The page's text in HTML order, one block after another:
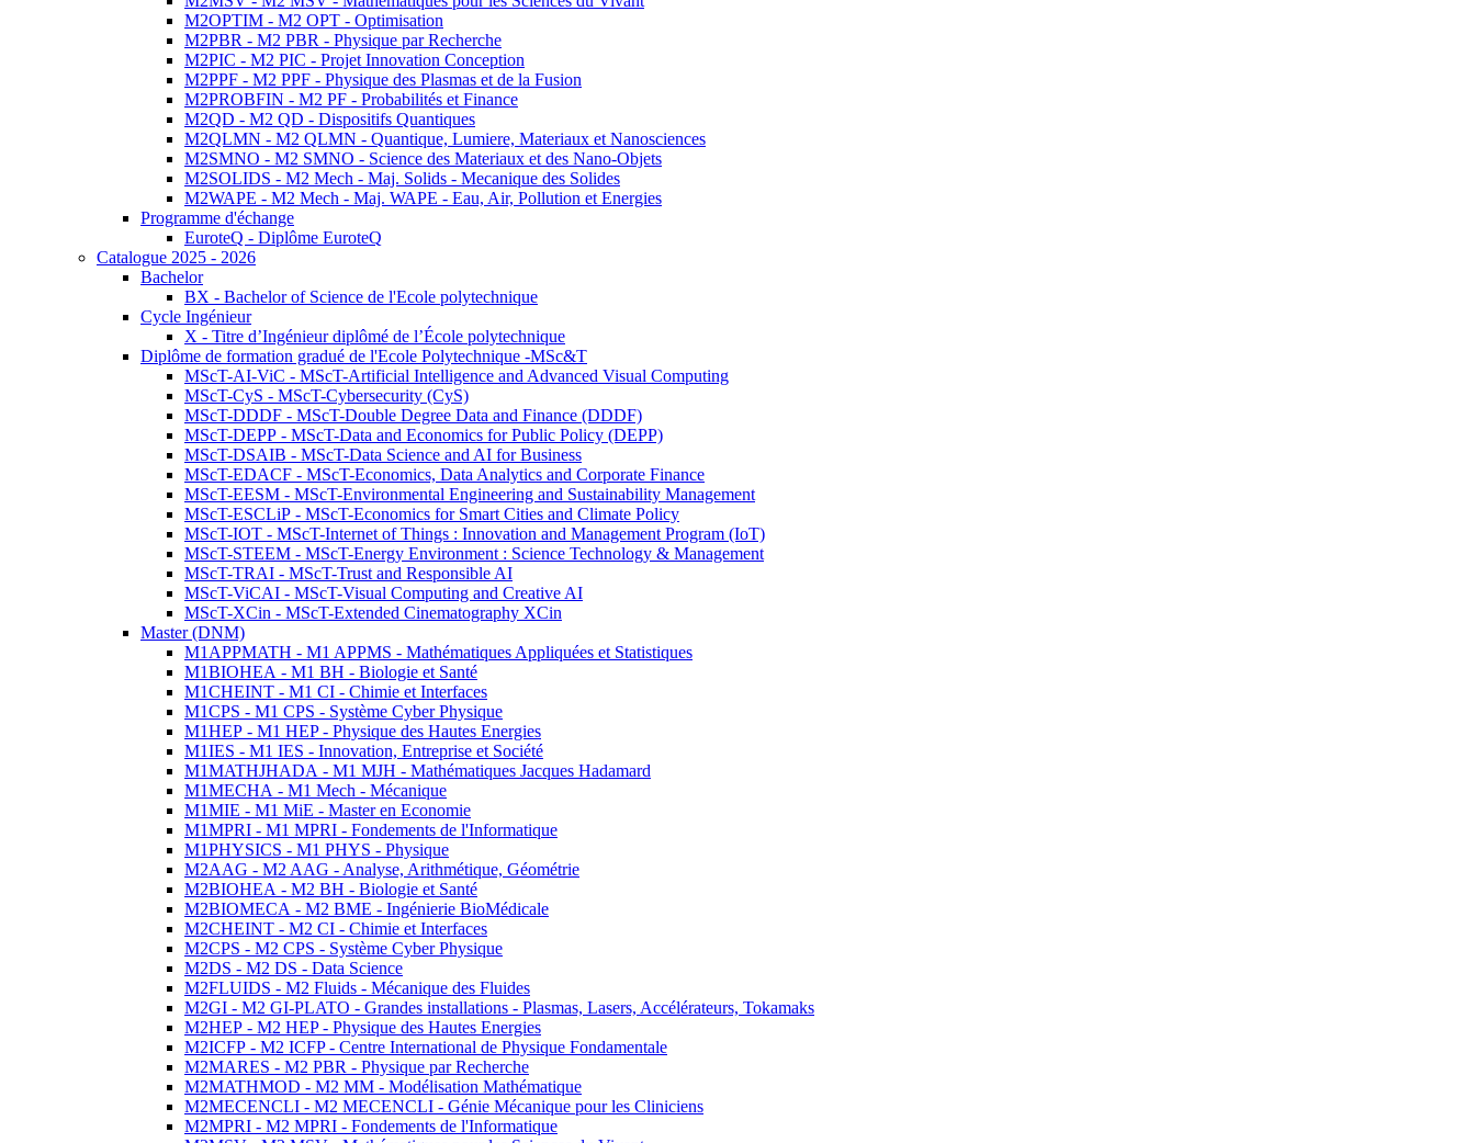
M2OPTIM - M2 OPT - Optimisation
M2PBR - M2 PBR - Physique par Recherche
M2PIC - M2 PIC - Projet Innovation Conception
M2PPF - M2 PPF - Physique des Plasmas et de la Fusion
M2PROBFIN - M2 PF - Probabilités et Finance
M2QD - M2 QD - Dispositifs Quantiques
M2QLMN - M2 QLMN - Quantique, Lumiere, Materiaux et Nanosciences
M2SMNO - M2 SMNO - Science des Materiaux et des Nano-Objets
M2SOLIDS - M2 Mech - Maj. Solids - Mecanique des Solides
M2WAPE - M2 Mech - Maj. WAPE - Eau, Air, Pollution et Energies
Programme d'échange
EuroteQ - Diplôme EuroteQ
Catalogue 2025 - 2026
Bachelor
BX - Bachelor of Science de l'Ecole polytechnique
Cycle Ingénieur
X - Titre d’Ingénieur diplômé de l’École polytechnique
Diplôme de formation gradué de l'Ecole Polytechnique -MSc&T
MScT-AI-ViC - MScT-Artificial Intelligence and Advanced Visual Computing
MScT-CyS - MScT-Cybersecurity (CyS)
MScT-DDDF - MScT-Double Degree Data and Finance (DDDF)
MScT-DEPP - MScT-Data and Economics for Public Policy (DEPP)
MScT-DSAIB - MScT-Data Science and AI for Business
MScT-EDACF - MScT-Economics, Data Analytics and Corporate Finance
MScT-EESM - MScT-Environmental Engineering and Sustainability Management
MScT-ESCLiP - MScT-Economics for Smart Cities and Climate Policy
MScT-IOT - MScT-Internet of Things : Innovation and Management Program (IoT)
MScT-STEEM - MScT-Energy Environment : Science Technology & Management
MScT-TRAI - MScT-Trust and Responsible AI
MScT-ViCAI - MScT-Visual Computing and Creative AI
MScT-XCin - MScT-Extended Cinematography XCin
Master (DNM)
M1APPMATH - M1 APPMS - Mathématiques Appliquées et Statistiques
M1BIOHEA - M1 BH - Biologie et Santé
M1CHEINT - M1 CI - Chimie et Interfaces
M1CPS - M1 CPS - Système Cyber Physique
M1HEP - M1 HEP - Physique des Hautes Energies
M1IES - M1 IES - Innovation, Entreprise et Société
M1MATHJHADA - M1 MJH - Mathématiques Jacques Hadamard
M1MECHA - M1 Mech - Mécanique
M1MIE - M1 MiE - Master en Economie
M1MPRI - M1 MPRI - Fondements de l'Informatique
M1PHYSICS - M1 PHYS - Physique
M2AAG - M2 AAG - Analyse, Arithmétique, Géométrie
M2BIOHEA - M2 BH - Biologie et Santé
M2BIOMECA - M2 BME - Ingénierie BioMédicale
M2CHEINT - M2 CI - Chimie et Interfaces
M2CPS - M2 CPS - Système Cyber Physique
M2DS - M2 DS - Data Science
M2FLUIDS - M2 Fluids - Mécanique des Fluides
M2GI - M2 GI-PLATO - Grandes installations - Plasmas, Lasers, Accélérateurs, Tokamaks
M2HEP - M2 HEP - Physique des Hautes Energies
M2ICFP - M2 ICFP - Centre International de Physique Fondamentale
M2MARES - M2 PBR - Physique par Recherche
M2MATHMOD - M2 MM - Modélisation Mathématique
M2MECENCLI - M2 MECENCLI - Génie Mécanique pour les Cliniciens
M2MPRI - M2 MPRI - Fondements de l'Informatique